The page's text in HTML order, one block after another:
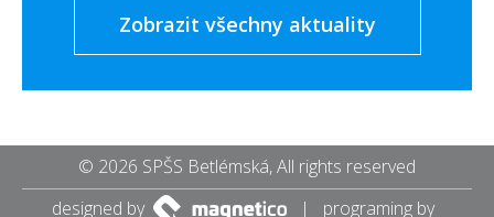
Zobrazit všechny aktuality
© 2026 SPŠS Betlémská, All rights reserved
designed by
| programing by